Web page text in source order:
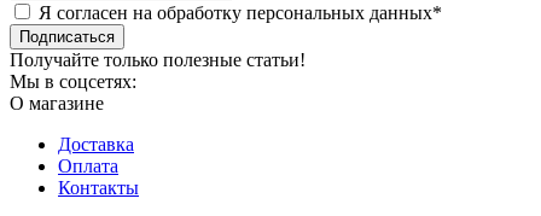
Я согласен на обработку персональных данных*
Подписаться
Получайте только полезные статьи!
Мы в соцсетях:
О магазине
Доставка
Оплата
Контакты